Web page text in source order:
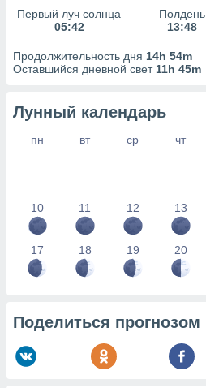
Первый луч солнца
05:42
Полдень
13:48
Продолжительность дня 14h 54m
Оставшийся дневной свет 11h 45m
Лунный календарь
пн вт ср чт
10 11 12 13
17 18 19 20
Поделиться прогнозом